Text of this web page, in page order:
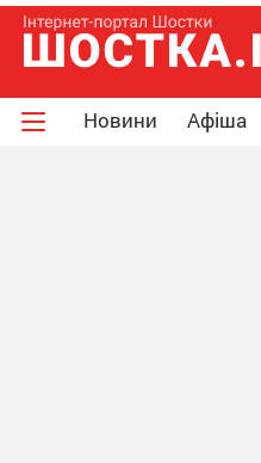
Новини Афіша